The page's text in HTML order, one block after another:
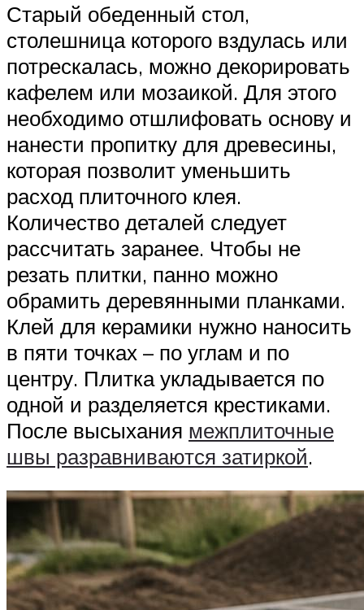
Старый обеденный стол,
столешница которого вздулась или
потрескалась, можно декорировать
кафелем или мозаикой. Для этого
необходимо отшлифовать основу и
нанести пропитку для древесины,
которая позволит уменьшить
расход плиточного клея.
Количество деталей следует
рассчитать заранее. Чтобы не
резать плитки, панно можно
обрамить деревянными планками.
Клей для керамики нужно наносить
в пяти точках – по углам и по
центру. Плитка укладывается по
одной и разделяется крестиками.
После высыхания межплиточные
швы разравниваются затиркой.